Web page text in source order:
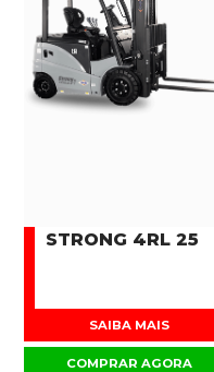
STRONG 4RL 25
SAIBA MAIS
COMPRAR AGORA